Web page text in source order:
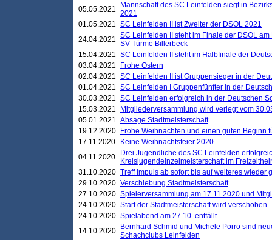
05.05.2021
Mannschaft des SC Leinfelden siegt in
2021
01.05.2021 SC Leinfelden II ist Zweiter der DSOL 2021
24.04.2021 SC Leinfelden II steht im Finale der DSOL
SV Türme Billerbeck
15.04.2021 SC Leinfelden II steht im Halbfinale der
03.04.2021
Frohe Ostern
02.04.2021 SC Leinfelden II ist Gruppensieger in der
01.04.2021 SC Leinfelden I Gruppenfünfter in der
30.03.2021 SC Leinfelden erfolgreich in der Deutschen
15.03.2021
Mitgliederversammlung wird verlegt vom
05.01.2021 Absage Stadtmeisterschaft
19.12.2020
Frohe Weihnachten und einen guten Beginn
17.11.2020
Keine Weihnachtsfeier 2020
04.11.2020
Drei Jugendliche des SC Leinfelden
Kreisjugendeinzelmeisterschaft im
31.10.2020 Treff Impuls ab sofort bis auf weiteres wieder
29.10.2020 Verschiebung Stadtmeisterschaft
27.10.2020 Spielerversammlung am 17.11.2020 und
24.10.2020 Start der Stadtmeisterschaft wird verschoben
24.10.2020 Spielabend am 27.10. entfällt
14.10.2020
Bernhard Schmid und Michele Porro sind
Schachclubs Leinfelden